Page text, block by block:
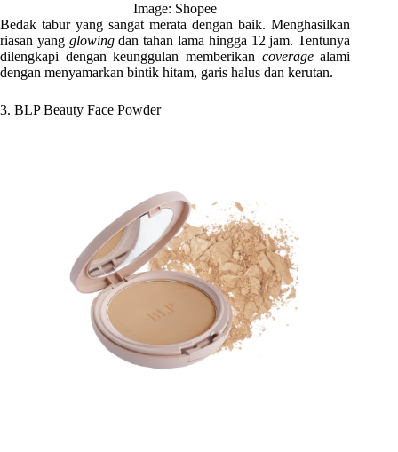
Image: Shopee
Bedak tabur yang sangat merata dengan baik. Menghasilkan
riasan yang glowingdan tahan lama hingga 12 jam. Tentunya
dilengkapi dengan keunggulan memberikan coveragealami
dengan menyamarkan bintik hitam, garis halus dan kerutan.
3. BLP Beauty Face Powder